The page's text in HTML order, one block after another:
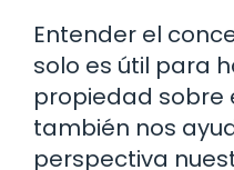
Entender el
solo es útil para
propiedad sobre
también nos
perspectiva